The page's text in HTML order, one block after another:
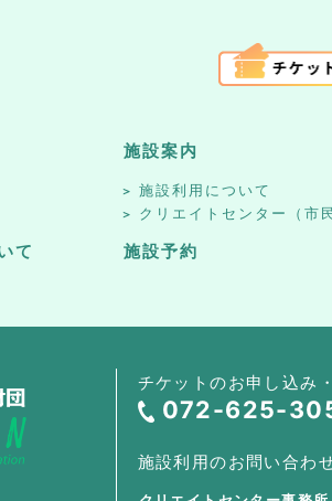
て
施設案内
施設利用について
クリエイトセンター（市
施設予約
チケットのお申し込み
072-625-
施設利用のお問い合わ